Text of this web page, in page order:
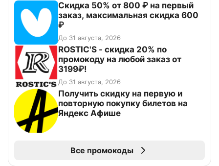
Скидка 50% от 800 ₽ на первый
заказ, максимальная скидка 600
₽
До 31 августа, 2026
ROSTIC'S - скидка 20% по
промокоду на любой заказ от
3199₽!
До 31 августа, 2026
Получить скидку на первую и
повторную покупку билетов на
Яндекс Афише
Все промокоды